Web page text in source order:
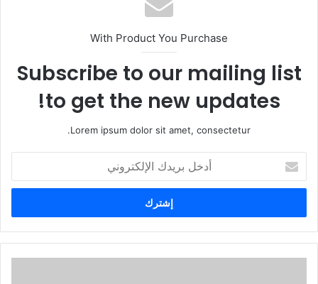
With Product You Purchase
Subscribe to our mailing list
to get the new updates!
Lorem ipsum dolor sit amet, consectetur.
خ
ب
ر